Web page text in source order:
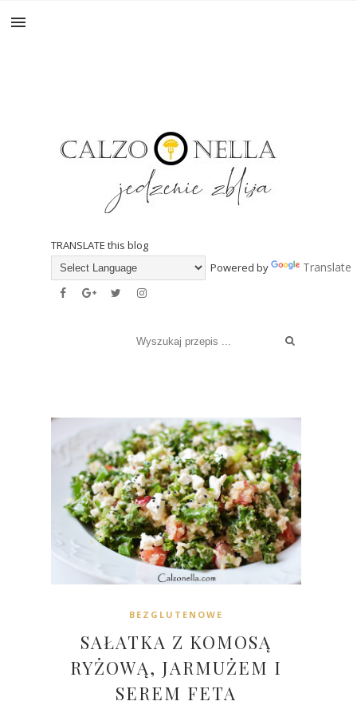
TRANSLATE this blog
Powered by
Translate
BEZGLUTENOWE
SAŁATKA Z KOMOSĄ
RYŻOWĄ, JARMUŻEM I
SEREM FETA